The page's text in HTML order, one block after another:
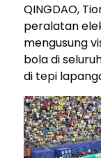
QINGDAO,
peralatan
mengusung
bola di
di tepi